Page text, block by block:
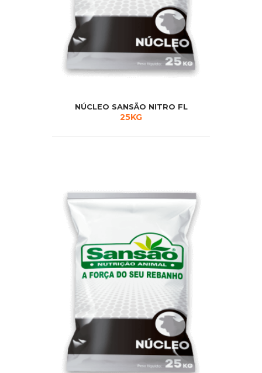
NÚCLEO SANSÃO NITRO FL
25KG